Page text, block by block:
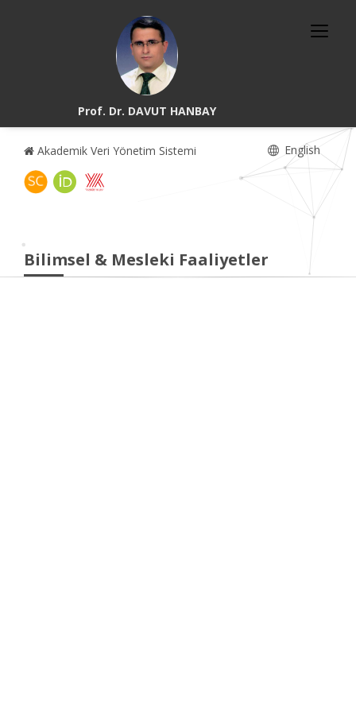
Prof. Dr. DAVUT HANBAY
Akademik Veri Yönetim Sistemi English
Bilimsel & Mesleki Faaliyetler